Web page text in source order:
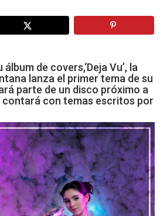
de covers,‘Deja Vu’, la
lanza el primer tema de su
parte de un disco próximo a
contará con temas escritos por